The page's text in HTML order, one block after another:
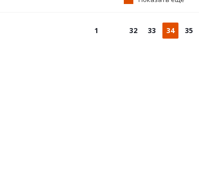
1 32 33 34 35